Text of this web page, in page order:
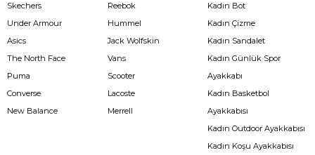
Skechers
Under Armour
Asics
The North Face
Puma
Converse
New Balance
Reebok
Hummel
Jack Wolfskin
Vans
Scooter
Lacoste
Merrell
Kadın Bot
Kadın Çizme
Kadın Sandalet
Kadın Günlük Spor
Ayakkabı
Kadın Basketbol
Ayakkabısı
Kadın Outdoor Ayakkabısı
Kadın Koşu Ayakkabısı